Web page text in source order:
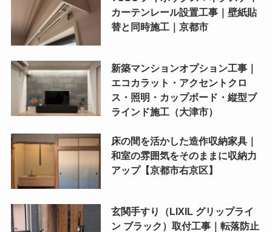
カーテンレール設置工事｜壁紙貼
替と同時施工｜京都市
新築マンションオプション工事｜
エコカラット・アクセントクロ
ス・照明・カップボード・縦型ブ
ラインド施工（大津市）
床の間を活かした造作収納家具｜
和室の雰囲気をそのままに収納力
アップ【京都市右京区】
玄関手すり（LIXIL グリップライ
ン ブラック）取付工事｜転落防止